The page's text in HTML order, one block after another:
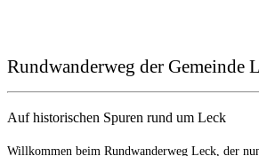
Rundwanderweg der Gemeinde
Auf historischen Spuren rund um Leck
Willkommen beim Rundwanderweg Leck, der